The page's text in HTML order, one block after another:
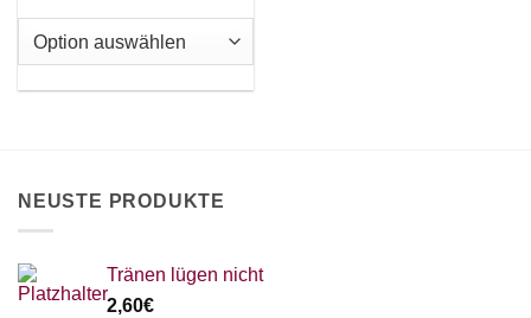
auf.
gewählt
werden
NEUSTE PRODUKTE
Tränen lügen nicht
2,60€